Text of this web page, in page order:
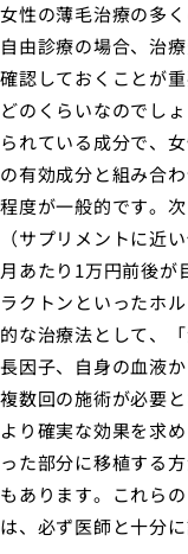
女性の薄毛治療の多
自由診療の場合、治
確認しておくことが
どのくらいなのでし
られている成分で、
の有効成分と組み合
程度が一般的です。
（サプリメントに近
月あたり1万円前後が
ラクトンといったホ
的な治療法として、
長因子、自身の血液
複数回の施術が必要
より確実な効果を求
った部分に移植する
もあります。これら
は、必ず医師と十分